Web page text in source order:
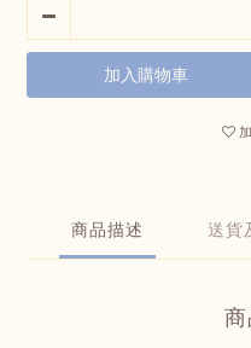
加入購物車
商品描述 送貨